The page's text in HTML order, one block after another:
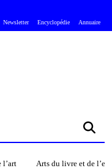
Newsletter Encyclopédie Annuaire
l’art Arts du livre et de